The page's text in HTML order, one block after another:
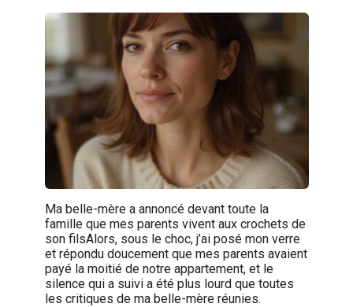
Ma belle-mère a annoncé devant toute la
famille que mes parents vivent aux crochets de
son filsAlors, sous le choc, j’ai posé mon verre
et répondu doucement que mes parents avaient
payé la moitié de notre appartement, et le
silence qui a suivi a été plus lourd que toutes
les critiques de ma belle-mère réunies.